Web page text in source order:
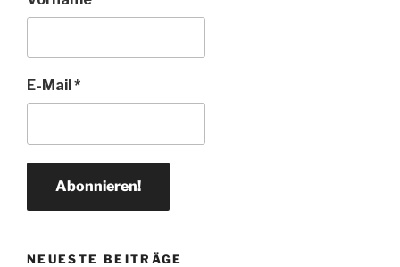
E-Mail *
NEUESTE BEITRÄGE